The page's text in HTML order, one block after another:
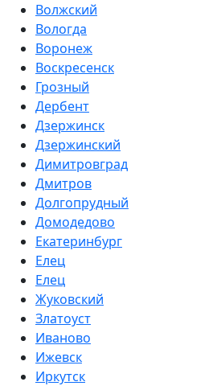
Волжский
Вологда
Воронеж
Воскресенск
Грозный
Дербент
Дзержинск
Дзержинский
Димитровград
Дмитров
Долгопрудный
Домодедово
Екатеринбург
Елец
Елец
Жуковский
Златоуст
Иваново
Ижевск
Иркутск